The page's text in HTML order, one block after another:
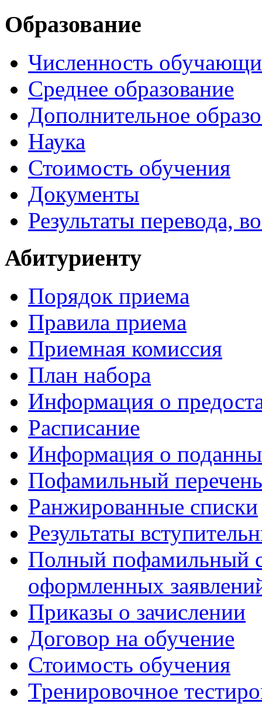
Образование
Численность
Среднее образование
Дополнительное
Наука
Стоимость обучения
Документы
Результаты перевода,
Абитуриенту
Порядок приема
Правила приема
Приемная комиссия
План набора
Информация о
Расписание
Информация о
Пофамильный
Ранжированные списки
Результаты
Полный пофамильный
оформленных
Приказы о зачислении
Договор на обучение
Стоимость обучения
Тренировочное